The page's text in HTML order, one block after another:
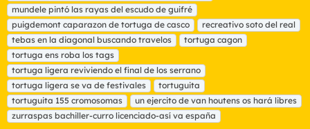
mundele pintó las rayas del escudo de guifré
puigdemont caparazon de tortuga de casco
recreativo soto del real
tebas en la diagonal buscando travelos
tortuga cagon
tortuga ens roba los tags
tortuga ligera reviviendo el final de los serrano
tortuga ligera se va de festivales
tortuguita
tortuguita 155 cromosomas
un ejercito de van houtens os hará libres
zurraspas bachiller-curro licenciado-así va españa